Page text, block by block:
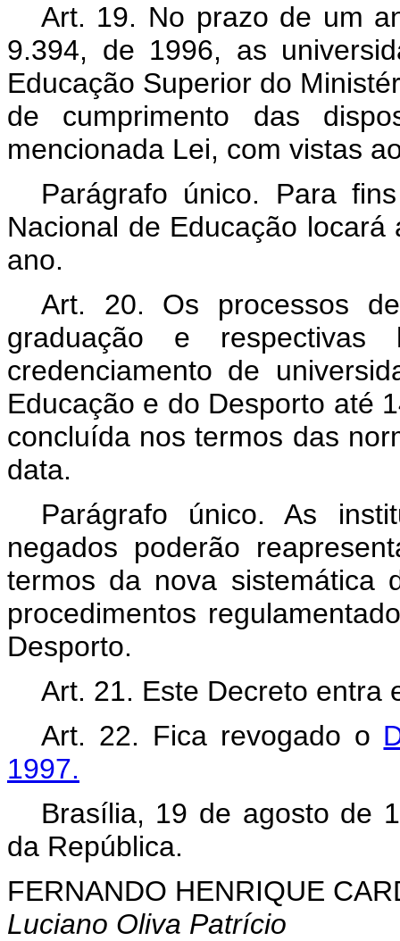
Art. 19. No prazo de um
9.394, de 1996, as
Educação Superior do
de cumprimento das
mencionada Lei, com vistas
Parágrafo único. Para
Nacional de Educação
ano.
Art. 20. Os processos
graduação e
credenciamento de
Educação e do Desporto até
concluída nos termos das
data.
Parágrafo único. As
negados poderão
termos da nova sistemática
procedimentos
Desporto.
Art. 21. Este Decreto entra
Art. 22. Fica revogado o
1997.
Brasília, 19 de agosto de
da República.
FERNANDO HENRIQUE
Luciano Oliva Patrício